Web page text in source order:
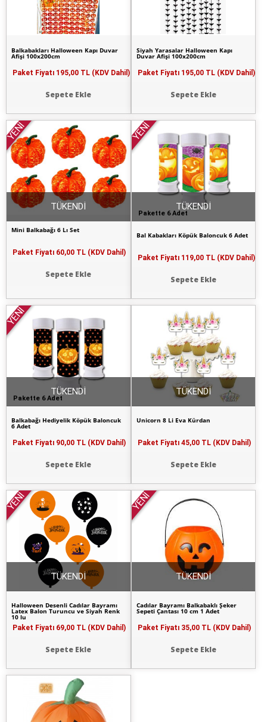
Balkabakları Halloween Kapı Duvar
Afişi 100x200cm
Paket Fiyatı 195,00 TL (KDV Dahil)
Sepete Ekle
Siyah Yarasalar Halloween Kapı
Duvar Afişi 100x200cm
Paket Fiyatı 195,00 TL (KDV Dahil)
Sepete Ekle
YENİ
Mini Balkabağı 6 Lı Set
Paket Fiyatı 60,00 TL (KDV Dahil)
Sepete Ekle
TÜKENDİ
Pakette 6 Adet
YENİ
Bal Kabakları Köpük Baloncuk 6 Adet
Paket Fiyatı 119,00 TL (KDV Dahil)
Sepete Ekle
TÜKENDİ
Pakette 6 Adet
YENİ
Balkabağı Hediyelik Köpük Baloncuk
6 Adet
Paket Fiyatı 90,00 TL (KDV Dahil)
Sepete Ekle
TÜKENDİ
Unicorn 8 Li Eva Kürdan
Paket Fiyatı 45,00 TL (KDV Dahil)
Sepete Ekle
TÜKENDİ
YENİ
Halloween Desenli Cadılar Bayramı
Latex Balon Turuncu ve Siyah Renk
10 lu
Paket Fiyatı 69,00 TL (KDV Dahil)
Sepete Ekle
TÜKENDİ
YENİ
Cadılar Bayramı Balkabaklı Şeker
Sepeti Çantası 10 cm 1 Adet
Paket Fiyatı 35,00 TL (KDV Dahil)
Sepete Ekle
TÜKENDİ